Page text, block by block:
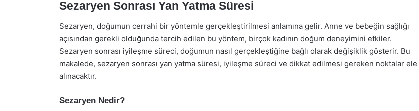
Sezaryen Sonrası Yan Yatma Süresi
Sezaryen, doğumun cerrahi bir yöntemle gerçekleştirilmesi anlamına gelir. Anne ve bebeğin sağlığı
açısından gerekli olduğunda tercih edilen bu yöntem, birçok kadının doğum deneyimini etkiler.
Sezaryen sonrası iyileşme süreci, doğumun nasıl gerçekleştiğine bağlı olarak değişiklik gösterir. Bu
makalede, sezaryen sonrası yan yatma süresi, iyileşme süreci ve dikkat edilmesi gereken noktalar ele
alınacaktır.
Sezaryen Nedir?